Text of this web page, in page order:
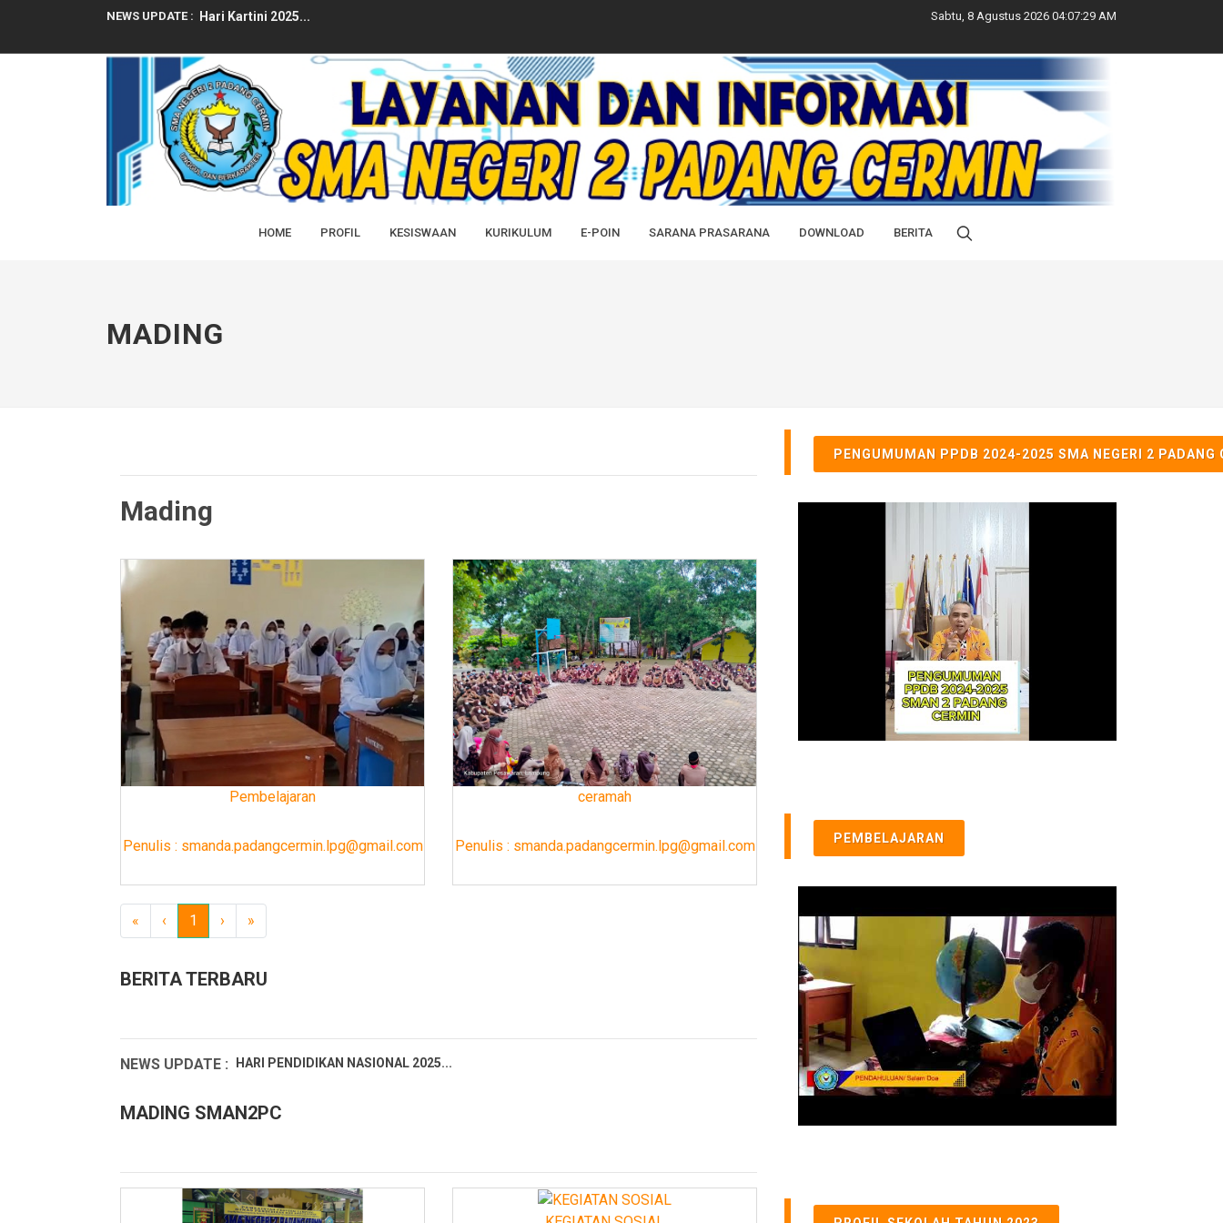
NEWS UPDATE :
RAMADHAN 1446H 2025M SMAN2 PADANG CERMIN...
PENGUMUMAN PENGAMBILAN IJAZAH SEMUA ALUMNI SMAN 2 PADANG CER...
Ucapan Selamat dari Kepala SMAN 2 Padang Cermin atas Pelanti...
Selamat Dan Sukses Atas Prestasi Yang diraih Dalam Kejuaraan...
LATIHAN DASAR KEPEMIMPINAN (LDK) SMAN 2 PADANG CERMIN TAHUN ...
SELAMAT DAN SUKSES ATAS DITERIMANYA SEBAGAI APARATUR SIPIL P...
Sabtu, 8 Agustus 2026 04:07:29 AM
HOME PROFIL KESISWAAN KURIKULUM E-POIN SARANA PRASARANA DOWNLOAD BERITA
MADING
Mading
Pembelajaran
Penulis : smanda.padangcermin.lpg@gmail.com
ceramah
Penulis : smanda.padangcermin.lpg@gmail.com
« ‹ 1 › »
BERITA TERBARU
NEWS UPDATE : HARI PENDIDIKAN NASIONAL 2025...
PENGUMUMAN PENGAMBILAN IJAZAH SEMUA ALUMNI SMAN 2 PADANG CER...
Ucapan Selamat dari Kepala SMAN 2 Padang Cermin atas Pelanti...
MADING SMAN2PC
PENGUMUMAN PPDB 2024-2025 SMA NEGERI 2 PADANG
PEMBELAJARAN